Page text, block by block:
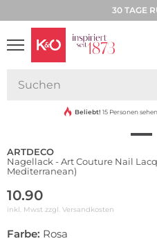
30 TAGE
VIBES
Beliebt! 15 Personen
ARTDECO
Nagellack - Art Couture Nail
Mediterranean)
10.90
inkl. Mwst zzgl. Versandkosten
Farbe: Rosa